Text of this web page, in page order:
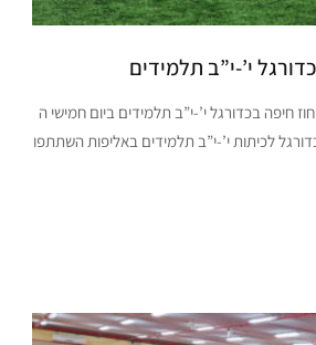
י’-י”ב תלמידים
חיפה בכדורגל י’-י”ב תלמידים ביום חמישי ה
בכדורגל לכיתות י’-י”ב תלמידים באליפות השתתפו